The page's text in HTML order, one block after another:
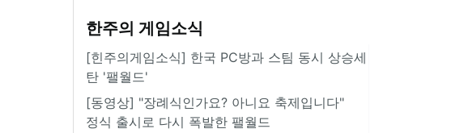
한주의 게임소식
[힌주의게임소식] 한국 PC방과 스팀 동시 상승세
탄 '팰월드'
[동영상] "장례식인가요? 아니요 축제입니다"
정식 출시로 다시 폭발한 팰월드